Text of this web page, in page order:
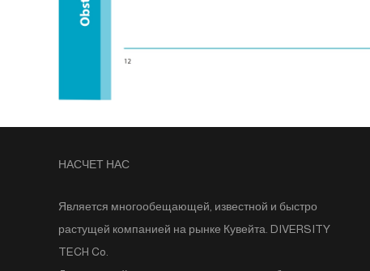
НАСЧЕТ НАС
Является многообещающей, известной и быстро
растущей компанией на рынке Кувейта. DIVERSITY
TECH Co.